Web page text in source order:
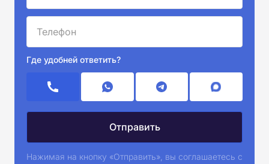
Где удобней ответить?
Нажимая на кнопку «Отправить», вы соглашаетесь с